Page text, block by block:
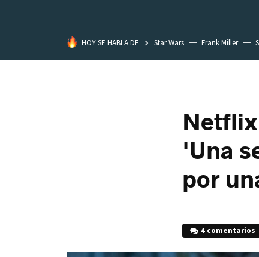
HOY SE HABLA DE Star Wars Frank Miller
'Una
por
4 comentarios